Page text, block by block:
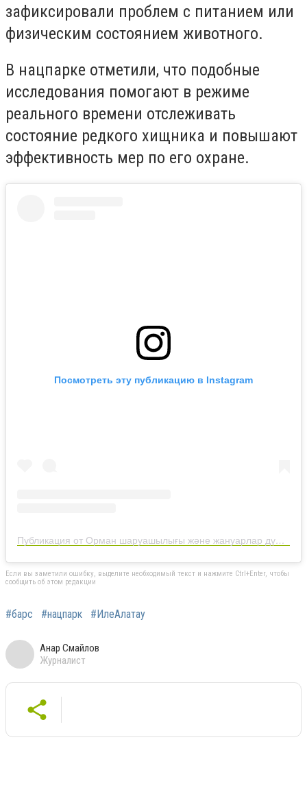
зафиксировали проблем с питанием или
физическим состоянием животного.
В нацпарке отметили, что подобные
исследования помогают в режиме
реального времени отслеживать
состояние редкого хищника и повышают
эффективность мер по его охране.
Посмотреть эту публикацию в Instagram
Публикация от Орман шаруашылығы және жануарлар дүниесі комитеті (@qazaqormany)
Если вы заметили ошибку, выделите необходимый текст и нажмите Ctrl+Enter, чтобы
сообщить об этом редакции
#барс #нацпарк #ИлеАлатау
Анар Смайлов
Журналист